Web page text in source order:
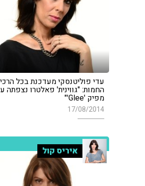
עדי פוליטנסקי מעדכנת בכל
החמות: "גווינית' פאלטרו נצפתה
מפיק 'Glee'"
17/08/2014
איריס קול